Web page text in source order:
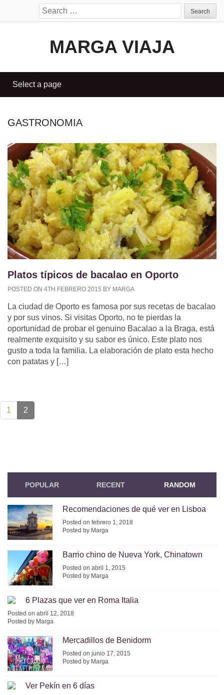
Search
for:
MARGA VIAJA
GASTRONOMIA
Platos típicos de bacalao en Oporto
POSTED ON 4TH FEBRERO 2015 BY MARGA
La ciudad de Oporto es famosa por sus recetas de bacalao
y por sus vinos. Si visitas Oporto, no te pierdas la
oportunidad de probar el genuino Bacalao a la Braga, está
realmente exquisito y su sabor es único. Este plato nos
gusto a toda la familia. La elaboración de plato esta hecho
con patatas y […]
1 2
POPULAR RECENT RANDOM
Recomendaciones de qué ver en Lisboa
Posted on febrero 1, 2018
Posted by Marga
Barrio chino de Nueva York, Chinatown
Posted on abril 1, 2015
Posted by Marga
6 Plazas que ver en Roma Italia
Posted on abril 12, 2018
Posted by Marga
Mercadillos de Benidorm
Posted on junio 17, 2015
Posted by Marga
Ver Pekín en 6 días